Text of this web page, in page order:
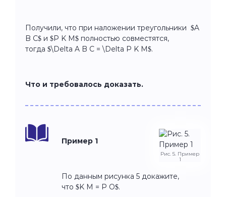
Получили, что при наложении треугольники $A
B C$ и $P K M$ полностью совместятся,
тогда $\Delta A B C = \Delta P K M$.
Что и требовалось доказать.
Рис. 5. Пример
1
Пример 1
По данным рисунка 5 докажите,
что $K M = P O$.